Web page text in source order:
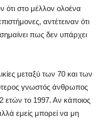
ότι στο μέλλον ολοένα
αντέτειναν ότι
πως δεν υπάρχει
μεταξύ των 70 και των
γνωστός άνθρωπος
ετών το 1997. Αν κάποιος
εμείς μπορεί να μη